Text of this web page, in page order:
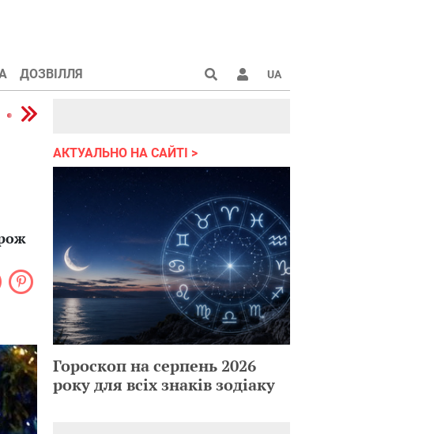
ДОЗВІЛЛЯ UA
Війна в Україні 2022
АКТУАЛЬНО НА САЙТІ
Гороскоп на серпень 2026
року для всіх знаків зодіаку